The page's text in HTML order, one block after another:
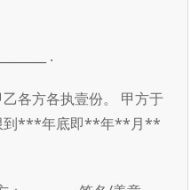
.
各方各执壹份。 甲方于
限到***年底即**年**月**